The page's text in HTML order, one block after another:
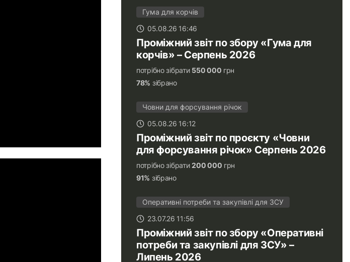
Гума для корчів
05.08.26 16:46
Проміжний звіт по збору «Гума для
корчів» – Серпень 2026
потрібно зібрати 550 000 грн
78% зібрано
Човни для форсування річок
05.08.26 16:12
Проміжний звіт по проєкту «Човни
для форсування річок» Серпень 2026
потрібно зібрати200 000 грн
91% зібрано
Оперативні потреби та закупівлі для ЗСУ
23.07.26 11:56
Проміжний звіт по збору «Оперативні
потреби та закупівлі для ЗСУ» –
Липень 2026